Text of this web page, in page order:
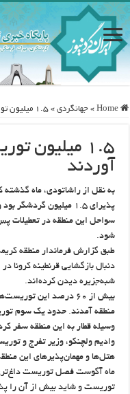
Home
» جهانگردی » ۱.۵ میلیون توریست به کریمه هجوم آوردند
۱.۵ میلیون
آوردند
به نقل از راشاتودی، ماه
پذیرای ۱.۵ میلیون
سواحل این منطقه در تعطیلات
شود.
طبق گزارش فرماندار منطقه
شبه‌جزیره دیدن کرده‌اند.
بیش از ۶۰ درصد این
وسیله قطار به این منطقه سفر
هتل‌ها و مهمان‌پذیرهای این
توریست و شاید بیش از آن را